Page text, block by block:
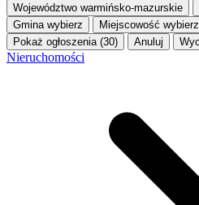
Województwo warmińsko-mazurskie
Gmina wybierz Miejscowość wybierz
Pokaż ogłoszenia (30)
Anuluj
Nieruchomości